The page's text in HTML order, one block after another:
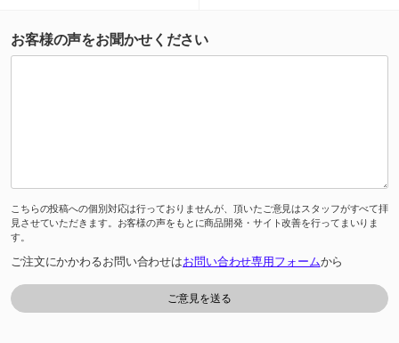
お客様の声をお聞かせください
こちらの投稿への個別対応は行っておりませんが、頂いたご意見はスタッフがすべて拝
見させていただきます。お客様の声をもとに商品開発・サイト改善を行ってまいりま
す。
ご注文にかかわるお問い合わせはお問い合わせ専用フォームから